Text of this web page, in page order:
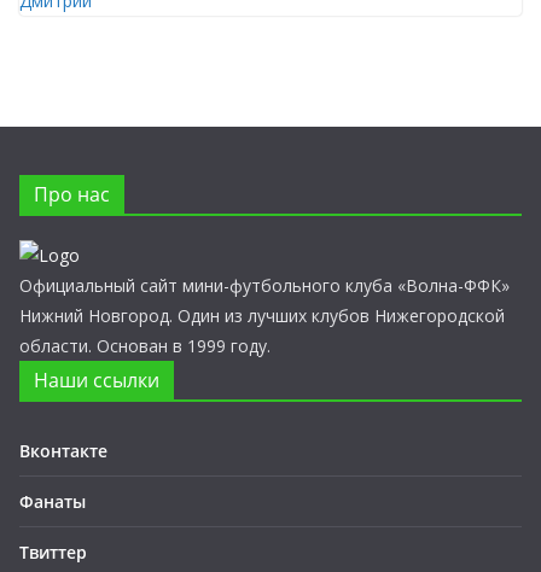
Про нас
Официальный сайт мини-футбольного клуба «Волна-ФФК»
Нижний Новгород. Один из лучших клубов Нижегородской
области. Основан в 1999 году.
Наши ссылки
Вконтакте
Фанаты
Твиттер